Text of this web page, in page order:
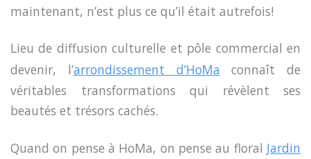
maintenant, n’est plus ce qu’il était autrefois!
Lieu de diffusion culturelle et pôle commercial en
devenir, l’arrondissement d’HoMa connaît de
véritables transformations qui révèlent ses
beautés et trésors cachés.
Quand on pense à HoMa, on pense au floral Jardin